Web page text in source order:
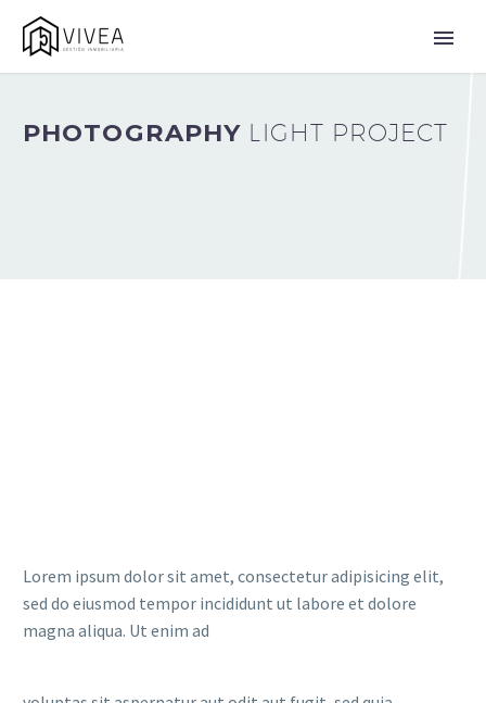
PHOTOGRAPHY LIGHT PROJECT
Lorem ipsum dolor sit amet, consectetur adipisicing elit,
sed do eiusmod tempor incididunt ut labore et dolore
magna aliqua. Ut enim ad